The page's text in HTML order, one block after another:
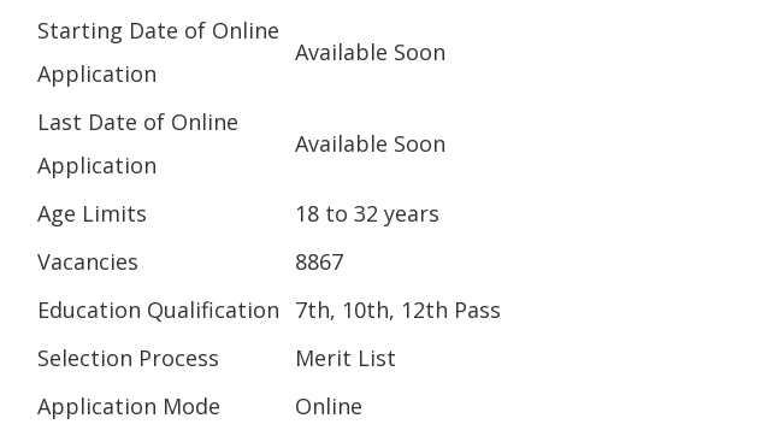
Starting Date of Online
Application
Available Soon
Last Date of Online
Application
Available Soon
Age Limits
18 to 32 years
Vacancies
8867
Education Qualification
7th, 10th, 12th Pass
Selection Process
Merit List
Application Mode
Online